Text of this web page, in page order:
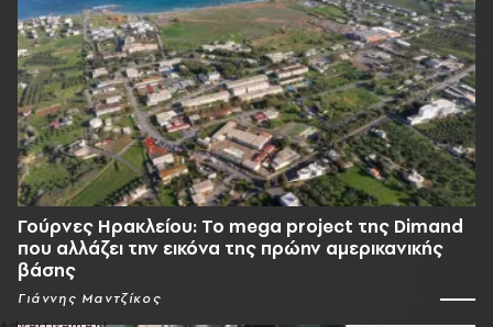
Γούρνες Ηρακλείου: To mega project της Dimand
που αλλάζει την εικόνα της πρώην αμερικανικής
βάσης
Γιάννης Μαντζίκος